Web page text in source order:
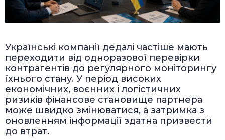
Українські компанії дедалі частіше мають
переходити від одноразової перевірки
контрагентів до регулярного моніторингу
їхнього стану. У період високих
економічних, воєнних і логістичних
ризиків фінансове становище партнера
може швидко змінюватися, а затримка з
оновленням інформації здатна призвести
до втрат.